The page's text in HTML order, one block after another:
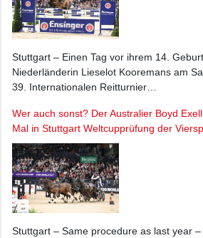
Stuttgart – Einen Tag vor ihrem 14.
Niederländerin Lieselot Kooremans am
39. Internationalen Reitturnier…
Wer auch sonst? Der Australier Boyd
Mal in Stuttgart Weltcupprüfung der
Stuttgart – Same procedure as last year